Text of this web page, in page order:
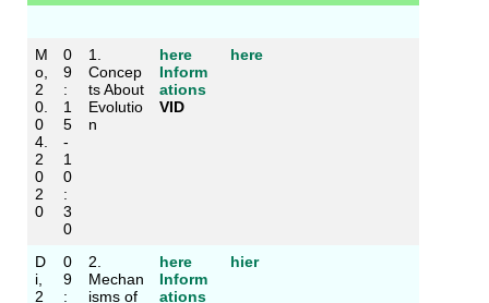
M
o,
2
0.
0
4.
2
0
2
0
0
9
:
1
5
-
1
0
:
3
0
1.
Concep
ts About
Evolutio
n
here
Inform
ations
VID
here
D
i,
2
0
9
:
2.
Mechan
isms of
here
Inform
ations
hier